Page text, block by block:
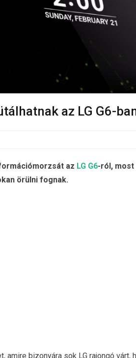
az LG G6-
az LG G6-ról, most
örülni fognak.
amire bizonyára sok LG rajongó várt,